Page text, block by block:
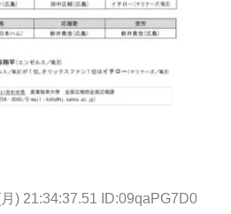
) 21:34:37.51 ID:09qaPG7D0